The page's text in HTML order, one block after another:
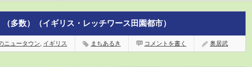
多数）（イギリス・レッチワース田園都市）
ニュータウン, イギリス まちあるき コメントを書く 奥居武